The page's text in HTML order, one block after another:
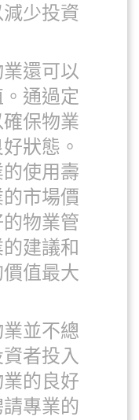
少投資
還可以
通過定
保物業
狀態。
使用壽
市場價
物業管
建議和
值最大
並不總
者投入
的良好
專業的